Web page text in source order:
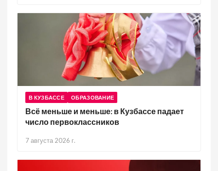
В КУЗБАССЕ ОБРАЗОВАНИЕ
Всё меньше и меньше: в Кузбассе падает
число первоклассников
7 августа 2026 г.